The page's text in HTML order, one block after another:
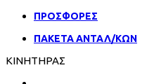
ΠΡΟΣΦΟΡΕΣ
ΠΑΚΕΤΑ ΑΝΤΑΛ/ΚΩΝ
ΚΙΝΗΤΗΡΑΣ